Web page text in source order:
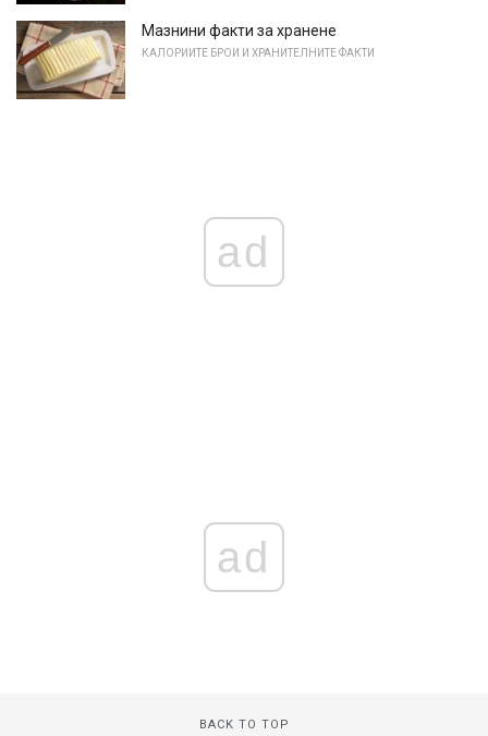
Мазнини факти за хранене
КАЛОРИИТЕ БРОИ И ХРАНИТЕЛНИТЕ ФАКТИ
ad
ad
BACK TO TOP